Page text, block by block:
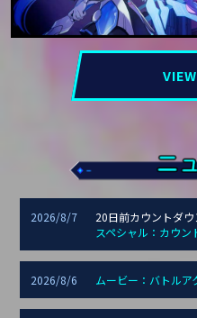
2026/8/7
20日前カウントダ
スペシャル：カウ
2026/8/6 ムービー：バトルア